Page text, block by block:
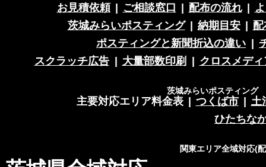
お見積依頼
ご相談窓口 配布の流れ
茨城みらいポスティング
納期目安
ポスティングと新聞折込の違い
スクラッチ広告
大量部数印刷 クロスメディ
茨城みらいポスティング
主要対応エリア料金表 つくば市
土
ひたちな
関東エリア全域対応(